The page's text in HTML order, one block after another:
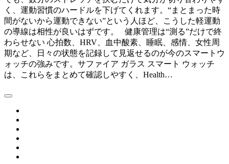
く、運動習慣のハードルを下げてくれます。“まとまった時
間がないから運動できない”という人ほど、こうした軽運動
の導線は相性が良いはずです。 健康管理は“測る”だけで終
わらせない 心拍数、HRV、血中酸素、睡眠、感情、女性周
期など、日々の状態を記録して見返せるのが今のスマートウ
ォッチの強みです。サファイア ガラス スマート ウォッチ
は、これらをまとめて確認しやすく、Health…